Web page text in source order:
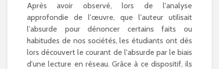
Après avoir observé, lors de l'analyse
approfondie de l'œuvre, que l'auteur utilisait
l'absurde pour dénoncer certains faits ou
habitudes de nos sociétés, les étudiants ont dès
lors découvert le courant de l'absurde par le biais
d'une lecture en réseau. Grâce à ce dispositif, ils